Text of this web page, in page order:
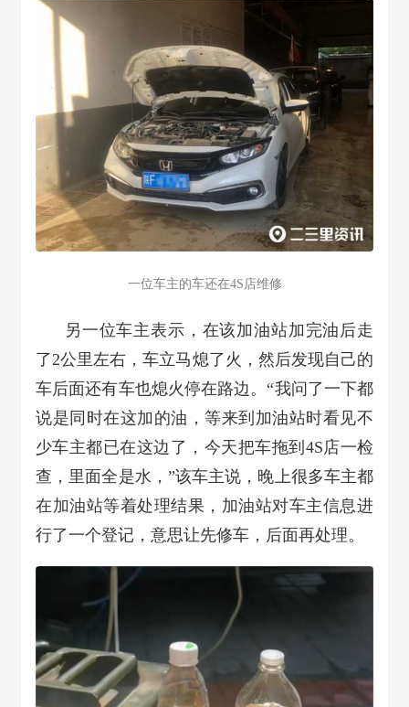
一位车主的车还在4S店维修
另一位车主表示，在该加油站加完油后走
了2公里左右，车立马熄了火，然后发现自己的
车后面还有车也熄火停在路边。“我问了一下都
说是同时在这加的油，等来到加油站时看见不
少车主都已在这边了，今天把车拖到4S店一检
查，里面全是水，”该车主说，晚上很多车主都
在加油站等着处理结果，加油站对车主信息进
行了一个登记，意思让先修车，后面再处理。